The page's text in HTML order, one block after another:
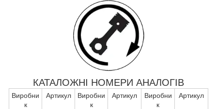
КАТАЛОЖНІ НОМЕРИ АНАЛОГІВ
Виробни
к
Артикул
Виробни
к
Артикул
Виробни
к
Артикул